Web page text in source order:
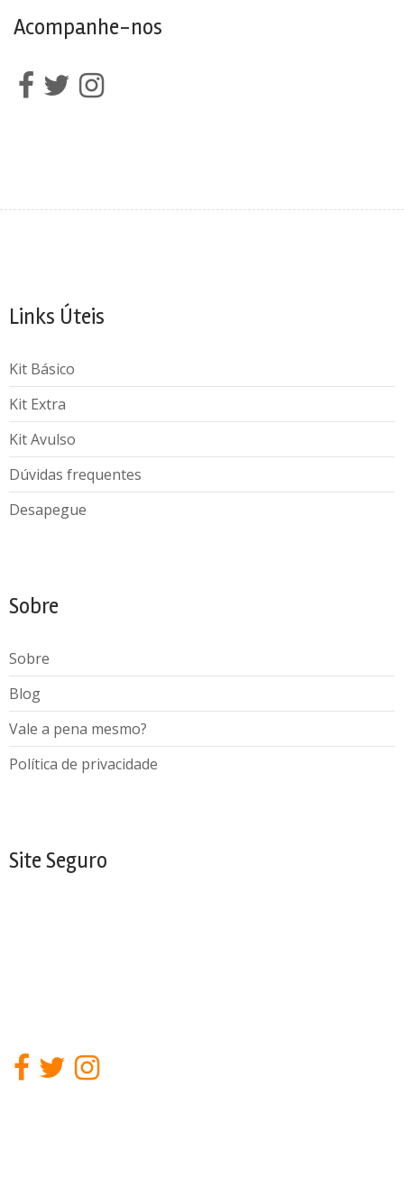
Acompanhe-nos
Links Úteis
Kit Básico
Kit Extra
Kit Avulso
Dúvidas frequentes
Desapegue
Sobre
Sobre
Blog
Vale a pena mesmo?
Política de privacidade
Site Seguro